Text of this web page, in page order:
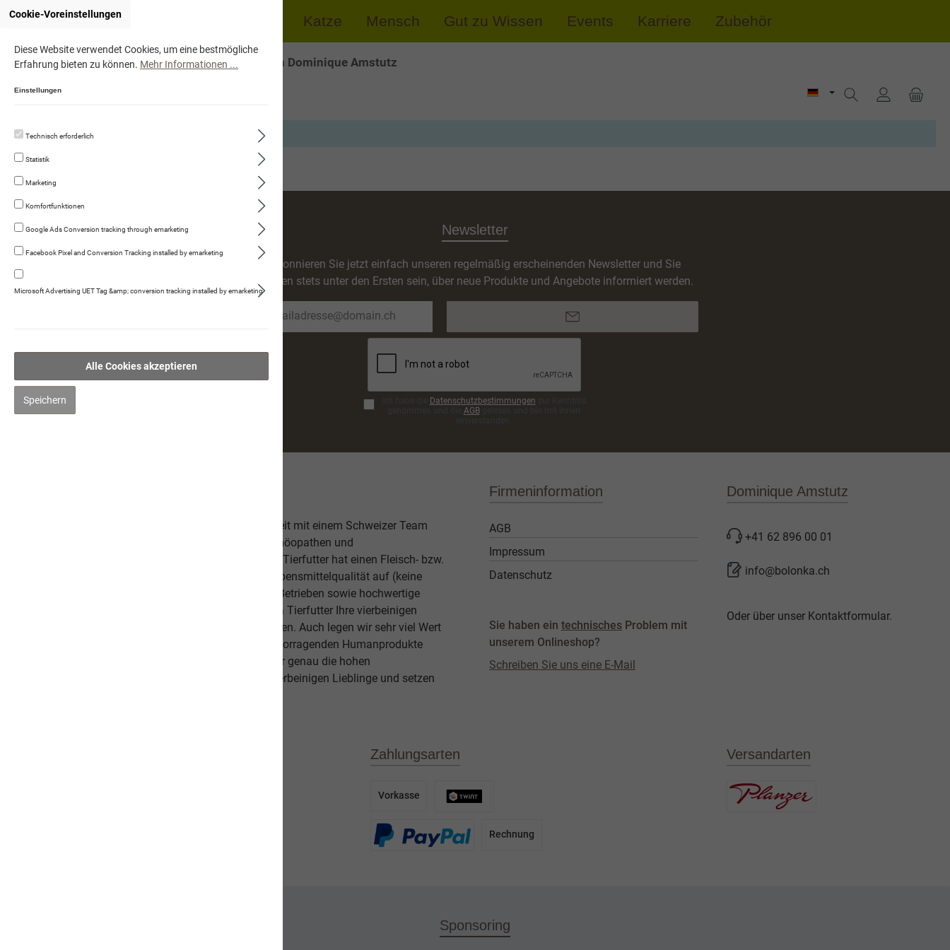
Katze Mensch Gut zu Wissen Events Karriere Zubehör
Onlineshop von Dominique Amstutz
Ihr Warenkorb ist leer.
Newsletter
Abonnieren Sie jetzt einfach unseren regelmäßig erscheinenden Newsletter und Sie
werden stets unter den Ersten sein, über neue Produkte und Angebote informiert werden.
Mail-
Adresse*
Datenschutzbestimmungen
AGBgelesen und bin mit ihnen
Unsere hochwertige Tiernahrung ist in Zusammenarbeit mit einem Schweizer Team
bestehend aus einer Tierärztin, Tierheilpraktikern, Homöopathen und
Ernährungsfachleuten entwickelt worden. Das leckere Tierfutter hat einen Fleisch- bzw.
Fischanteil von ca. 70% im Durchschnitt und weist Lebensmittelqualität auf (keine
Schlachtabfälle). Höchste Qualität aus kontrollierten Betrieben sowie hochwertige
Beilagen sind der Garant, dass Sie mit unserem naVita Tierfutter Ihre vierbeinigen
Lieblinge ausgewogen und abwechslungsreich ernähren. Auch legen wir sehr viel Wert
darauf, dass es Ihnen persönlich gut geht. Unsere hervorragenden Humanprodukte
beweisen dies. Als Schweizer Unternehmen kennen wir genau die hohen
Qualitätsansprüche unserer Kunden sowie unseren vierbeinigen Lieblinge und setzen
Firmeninformation
AGB
Impressum
Datenschutz
Sie haben ein technisches Problem mit
unserem Onlineshop?
Schreiben Sie uns eine E-Mail
Dominique Amstutz
+41 62 896 00 01
info@bolonka.ch
Oder über unser Kontaktformular.
Zahlungsarten
Vorkasse
Rechnung
Versandarten
Sponsoring
Cookie-Voreinstellungen
Diese Website verwendet Cookies, um eine bestmögliche
Erfahrung bieten zu können. Mehr Informationen ...
Einstellungen
Technisch erforderlich
Statistik
Marketing
Komfortfunktionen
Google Ads Conversion tracking through emarketing
Facebook Pixel and Conversion Tracking installed by emarketing
Microsoft Advertising UET Tag &amp; conversion tracking installed by emarketing
Alle Cookies akzeptieren
Speichern